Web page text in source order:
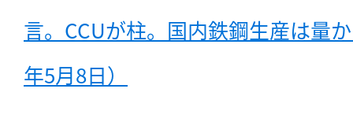
言。CCUが柱。国内鉄鋼生産は量
年5月8日）